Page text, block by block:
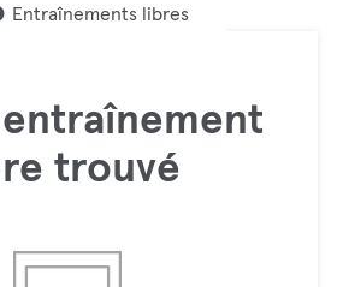
Entraînements libres
trouvé